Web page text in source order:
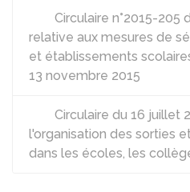
Circulaire n°2015-205
relative aux mesures de
et établissements
13 novembre 2015
Circulaire du 16 juillet
l'organisation des sorties
dans les écoles, les